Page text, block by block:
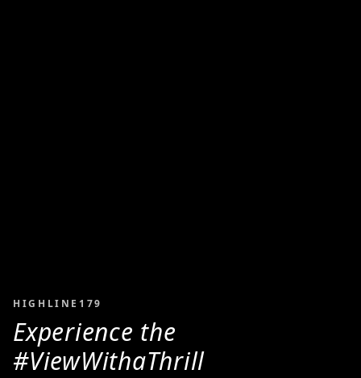
HIGHLINE179
Experience the
#ViewWithaThrill